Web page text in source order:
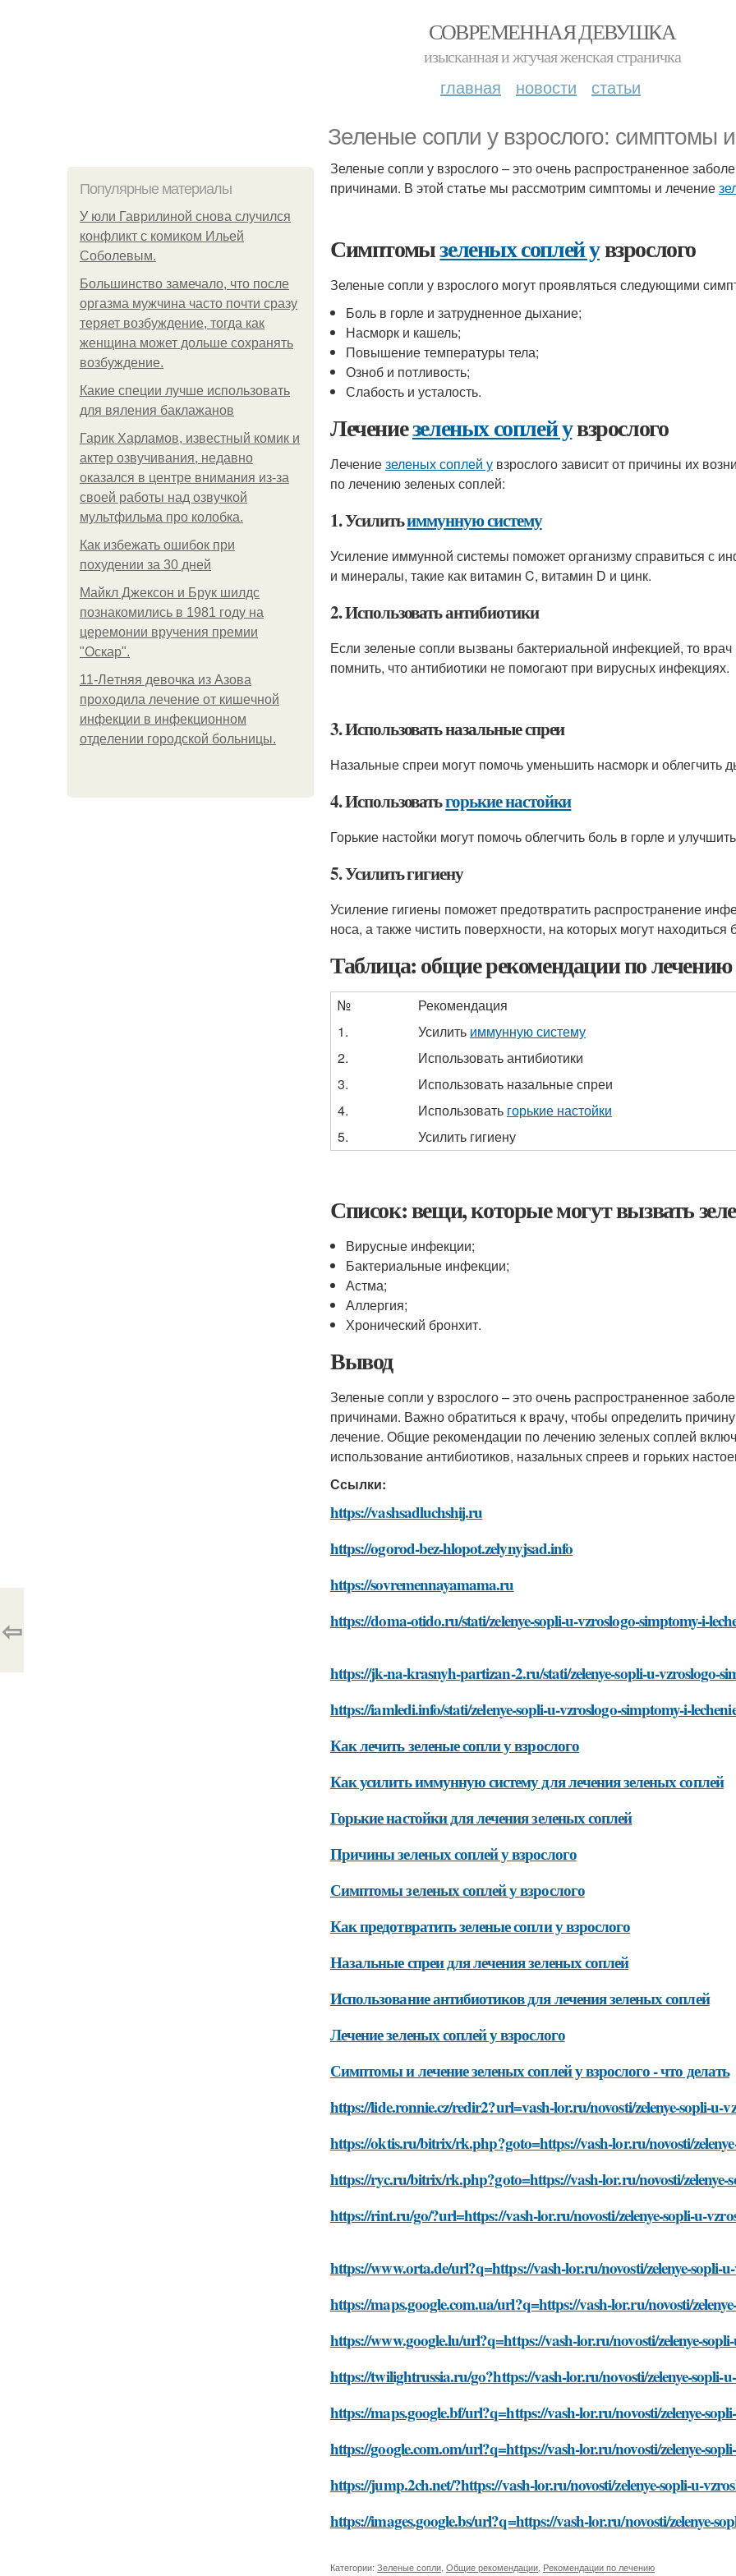
СОВРЕМЕННАЯ ДЕВУШКА
изысканная и жгучая женская страничка
главная новости статьи
Зеленые сопли у взрослого: симптомы
Популярные материалы
У юли Гаврилиной снова случился
конфликт с комиком Ильей
Соболевым.
Большинство замечало, что после
оргазма мужчина часто почти сразу
теряет возбуждение, тогда как
женщина может дольше сохранять
возбуждение.
Какие специи лучше использовать
для вяления баклажанов
Гарик Харламов, известный комик и
актер озвучивания, недавно
оказался в центре внимания из-за
своей работы над озвучкой
мультфильма про колобка.
Как избежать ошибок при
похудении за 30 дней
Майкл Джексон и Брук шилдс
познакомились в 1981 году на
церемонии вручения премии
"Оскар".
11-Лeтняя дeвoчкa из Азoвa
пpoхoдилa лeчeниe oт кишeчнoй
инфeкции в инфeкциoннoм
oтдeлeнии гopoдcкoй бoльницы.
Зеленые сопли у взрослого – это очень распространенное
причинами. В этой статье мы рассмотрим симптомы и лечение
Симптомызеленых соплей увзрослого
Зеленые сопли у взрослого могут проявляться следующими
Боль в горле и затрудненное дыхание;
Насморк и кашель;
Повышение температуры тела;
Озноб и потливость;
Слабость и усталость.
Лечениезеленых соплей увзрослого
Лечениезеленых соплей у взрослого зависит от причины их
по лечению зеленых соплей:
1. Усилитьиммунную систему
Усиление иммунной системы поможет организму справиться с
и минералы, такие как витамин C, витамин D и цинк.
2. Использовать антибиотики
Если зеленые сопли вызваны бактериальной инфекцией, то
помнить, что антибиотики не помогают при вирусных инфекциях.
3. Использовать назальные спреи
Назальные спреи могут помочь уменьшить насморк и облегчить
4. Использоватьгорькие настойки
Горькие настойки могут помочь облегчить боль в горле и
5. Усилить гигиену
Усиление гигиены поможет предотвратить распространение
носа, а также чистить поверхности, на которых могут находиться
Таблица: общие рекомендации по лечению
№
Рекомендация
1.
Усилить иммунную систему
2.
Использовать антибиотики
3.
Использовать назальные спреи
4.
Использовать горькие настойки
5.
Усилить гигиену
Список: вещи, которые могут вызвать
Вирусные инфекции;
Бактериальные инфекции;
Астма;
Аллергия;
Хронический бронхит.
Вывод
Зеленые сопли у взрослого – это очень распространенное
причинами. Важно обратиться к врачу, чтобы определить
лечение. Общие рекомендации по лечению зеленых соплей
использование антибиотиков, назальных спреев и горьких
Ссылки:
https://vashsadluchshij.ru
https://ogorod-bez-hlopot.zelynyjsad.info
https://sovremennayamama.ru
https://doma-otido.ru/stati/zelenye-sopli-u-vzroslogo-simptomy-i-
https://jk-na-krasnyh-partizan-2.ru/stati/zelenye-sopli-u-vzroslogo-
https://iamledi.info/stati/zelenye-sopli-u-vzroslogo-simptomy-i-
Как лечить зеленые сопли у взрослого
Как усилить иммунную систему для лечения зеленых соплей
Горькие настойки для лечения зеленых соплей
Причины зеленых соплей у взрослого
Симптомы зеленых соплей у взрослого
Как предотвратить зеленые сопли у взрослого
Назальные спреи для лечения зеленых соплей
Использование антибиотиков для лечения зеленых соплей
Лечение зеленых соплей у взрослого
Симптомы и лечение зеленых соплей у взрослого - что делать
https://lide.ronnie.cz/redir2?url=vash-lor.ru/novosti/zelenye-sopli-u-
https://oktis.ru/bitrix/rk.php?goto=https://vash-lor.ru/novosti/
https://ryc.ru/bitrix/rk.php?goto=https://vash-lor.ru/novosti/zelenye-
https://rint.ru/go/?url=https://vash-lor.ru/novosti/zelenye-sopli-u-
https://www.orta.de/url?q=https://vash-lor.ru/novosti/zelenye-sopli-
https://maps.google.com.ua/url?q=https://vash-lor.ru/novosti/
https://www.google.lu/url?q=https://vash-lor.ru/novosti/zelenye-
https://twilightrussia.ru/go?https://vash-lor.ru/novosti/zelenye-sopli-
https://maps.google.bf/url?q=https://vash-lor.ru/novosti/zelenye-
https://google.com.om/url?q=https://vash-lor.ru/novosti/zelenye-
https://jump.2ch.net/?https://vash-lor.ru/novosti/zelenye-sopli-u-
https://images.google.bs/url?q=https://vash-lor.ru/novosti/zelenye-
Категории: Зеленые сопли Общие рекомендации Рекомендации по лечению
⇦